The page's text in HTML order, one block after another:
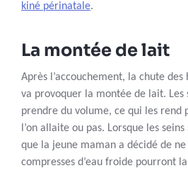
kiné périnatale.
La montée de lait
Après l’accouchement, la chute
va provoquer la montée de lait. Les
prendre du volume, ce qui les rend
l’on allaite ou pas. Lorsque les
que la jeune maman a décidé de
compresses d’eau froide pourront